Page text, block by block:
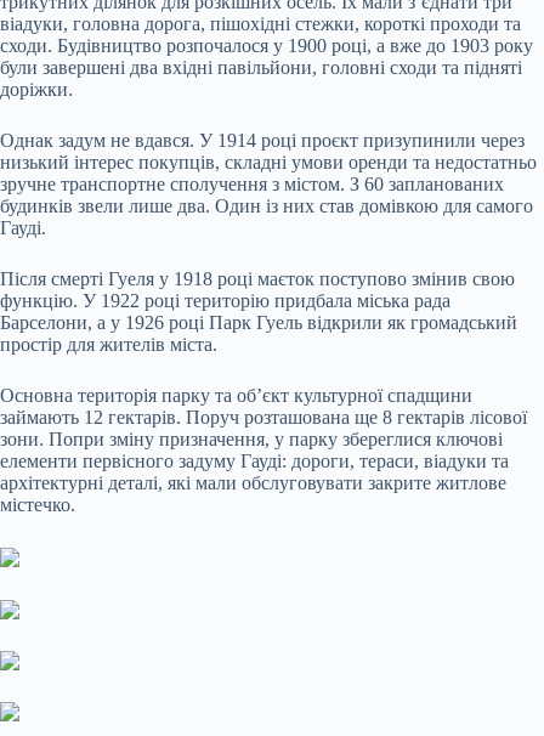
віадуки, головна дорога, пішохідні стежки, короткі проходи та
сходи. Будівництво розпочалося у 1900 році, а вже до 1903 року
були завершені два вхідні павільйони, головні сходи та підняті
доріжки.
Однак задум не вдався. У 1914 році проєкт призупинили через
низький інтерес покупців, складні умови оренди та недостатньо
зручне транспортне сполучення з містом. З 60 запланованих
будинків звели лише два. Один із них став домівкою для самого
Гауді.
Після смерті Гуеля у 1918 році маєток поступово змінив свою
функцію. У 1922 році територію придбала міська рада
Барселони, а у 1926 році Парк Гуель відкрили як громадський
простір для жителів міста.
Основна територія парку та об’єкт культурної спадщини
займають 12 гектарів. Поруч розташована ще 8 гектарів лісової
зони. Попри зміну призначення, у парку збереглися ключові
елементи первісного задуму Гауді: дороги, тераси, віадуки та
архітектурні деталі, які мали обслуговувати закрите житлове
містечко.